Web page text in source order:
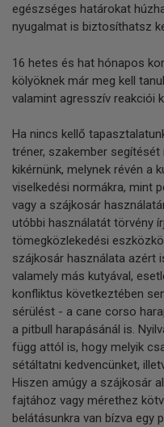
egészséges határokat
nyugalmat is biztosíthatsz
16 hetes és hat hónapos
kölyöknek már meg kell
valamint agresszív reakciói
Ha nincs kellő
tréner, szakember
kikérnünk, melynek révén a
viselkedési normákra, mint
vagy a szájkosár
utóbbi használatát törvény
tömegközlekedési
szájkosár használata azért
valamely más kutyával,
konfliktus következtében
sérülést - a cane corso
a pitbull harapásánál is.
függ attól is, hogy melyik
sétáltatni kedvencünket,
Hiszen amúgy a szájkosár
fajtához vagy mérethez
belátásunkra van bízva egy